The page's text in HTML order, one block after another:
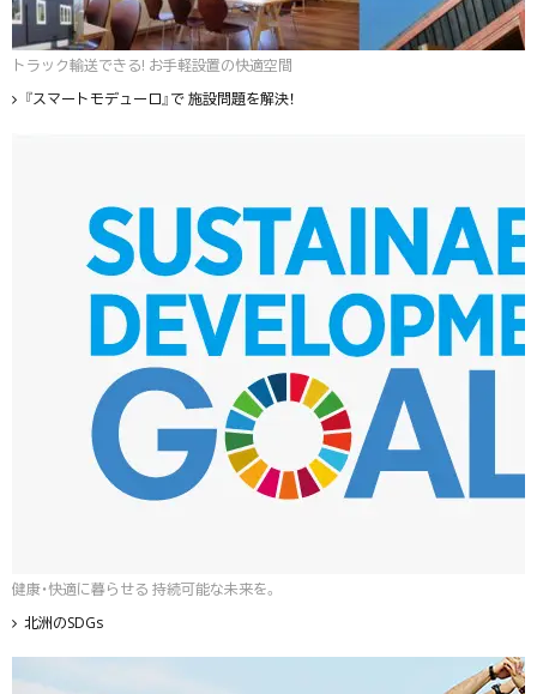
トラック輸送できる! お手軽設置の快適空間
『スマートモデューロ』で 施設問題を解決！
健康・快適に暮らせる 持続可能な未来を。
北洲のSDGs